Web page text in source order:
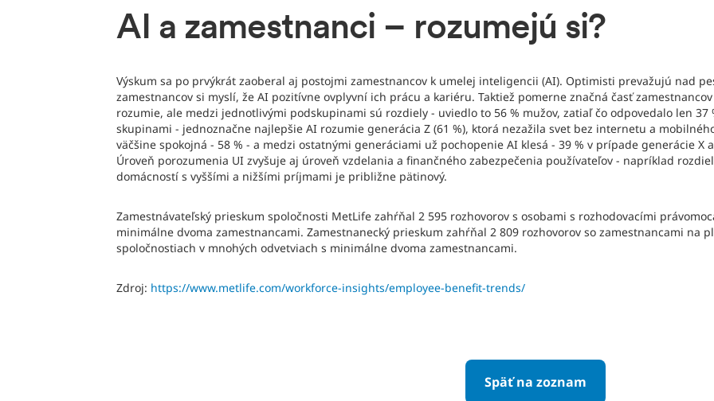
AI a zamestnanci – rozumejú si?
Výskum sa po prvýkrát zaoberal aj postojmi zamestnancov k umelej inteligencii (AI). Optimisti prevažujú nad
zamestnancov si myslí, že AI pozitívne ovplyvní ich prácu a kariéru. Taktiež pomerne značná časť
rozumie, ale medzi jednotlivými podskupinami sú rozdiely - uviedlo to 56 % mužov, zatiaľ čo odpovedalo len
skupinami - jednoznačne najlepšie AI rozumie generácia Z (61 %), ktorá nezažila svet bez internetu a
väčšine spokojná - 58 % - a medzi ostatnými generáciami už pochopenie AI klesá - 39 % v prípade generácie X
Úroveň porozumenia UI zvyšuje aj úroveň vzdelania a finančného zabezpečenia používateľov - napríklad
domácností s vyššími a nižšími príjmami je približne pätinový.
Zamestnávateľský prieskum spoločnosti MetLife zahŕňal 2 595 rozhovorov s osobami s rozhodovacími
minimálne dvoma zamestnancami. Zamestnanecký prieskum zahŕňal 2 809 rozhovorov so zamestnancami na
spoločnostiach v mnohých odvetviach s minimálne dvoma zamestnancami.
Zdroj: https://www.metlife.com/workforce-insights/employee-benefit-trends/
Späť na zoznam